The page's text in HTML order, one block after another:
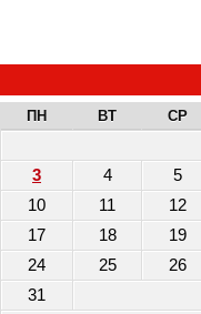
ПН ВТ СР
3
4 5
10
11 12
17
18 19
24
25 26
31